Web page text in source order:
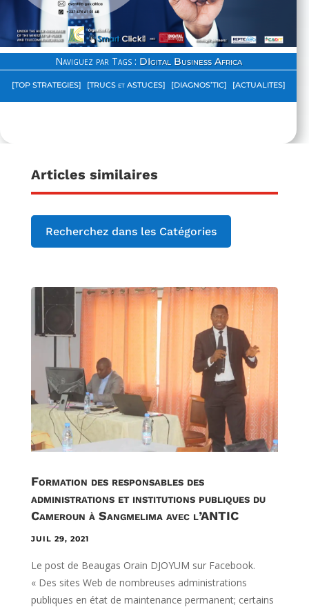
Naviguez par Tags : DIgital Business Africa
[TOP STRATEGIES] [TRUCS et ASTUCES] [DIAGNOS’TIC] [ACTUALITES]
Articles similaires
Recherchez dans les Catégories
Formation des responsables des
administrations et institutions publiques du
Cameroun à Sangmelima avec l’ANTIC
JUIL 29, 2021
Le post de Beaugas Orain DJOYUM sur Facebook.
« Des sites Web de nombreuses administrations
publiques en état de maintenance permanent; certains